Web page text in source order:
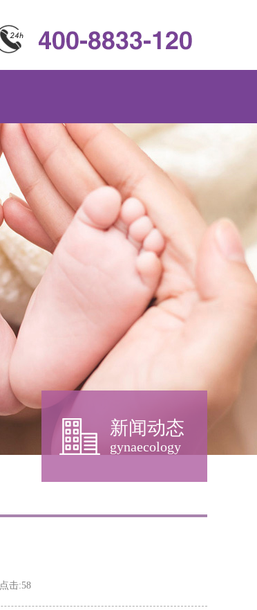
新闻动态
gynaecology
点击:58